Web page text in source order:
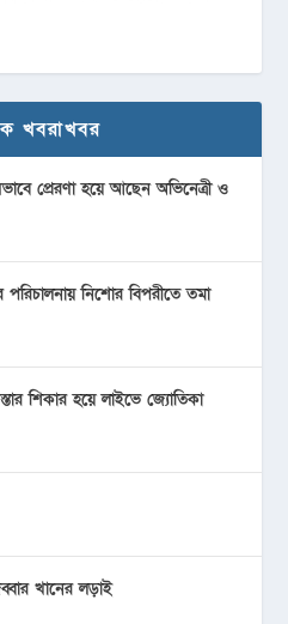
খবরাখবর
প্রেরণা হয়ে আছেন অভিনেত্রী ও
নিশোর বিপরীতে তমা
শিকার হয়ে লাইভে জ্যোতিকা
খানের লড়াই